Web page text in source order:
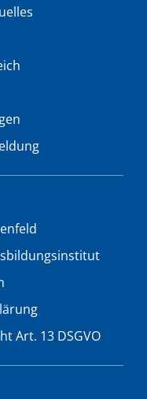
Art. 13 DSGVO